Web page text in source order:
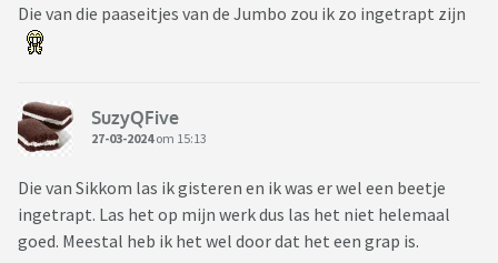
Die van die paaseitjes van de Jumbo zou ik zo ingetrapt zijn
SuzyQFive
27-03-2024om 15:13
Die van Sikkom las ik gisteren en ik was er wel een beetje
ingetrapt. Las het op mijn werk dus las het niet helemaal
goed. Meestal heb ik het wel door dat het een grap is.